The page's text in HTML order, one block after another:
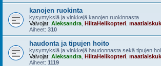
kanojen ruokinta
kysymyksiä ja vinkkejä kanojen ruokinnasta
Valvojat: Aleksandra HiltaHelikopteri
Aiheet: 310
haudonta ja tipujen hoito
kysymyksiä ja vinkkejä haudonnasta sekä tipujen
Valvojat: Aleksandra HiltaHelikopteri
Aiheet: 1119